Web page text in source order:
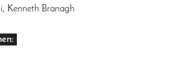
Kenneth Branagh